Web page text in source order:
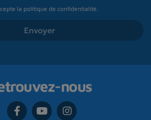
la politique de confidentialité
nous